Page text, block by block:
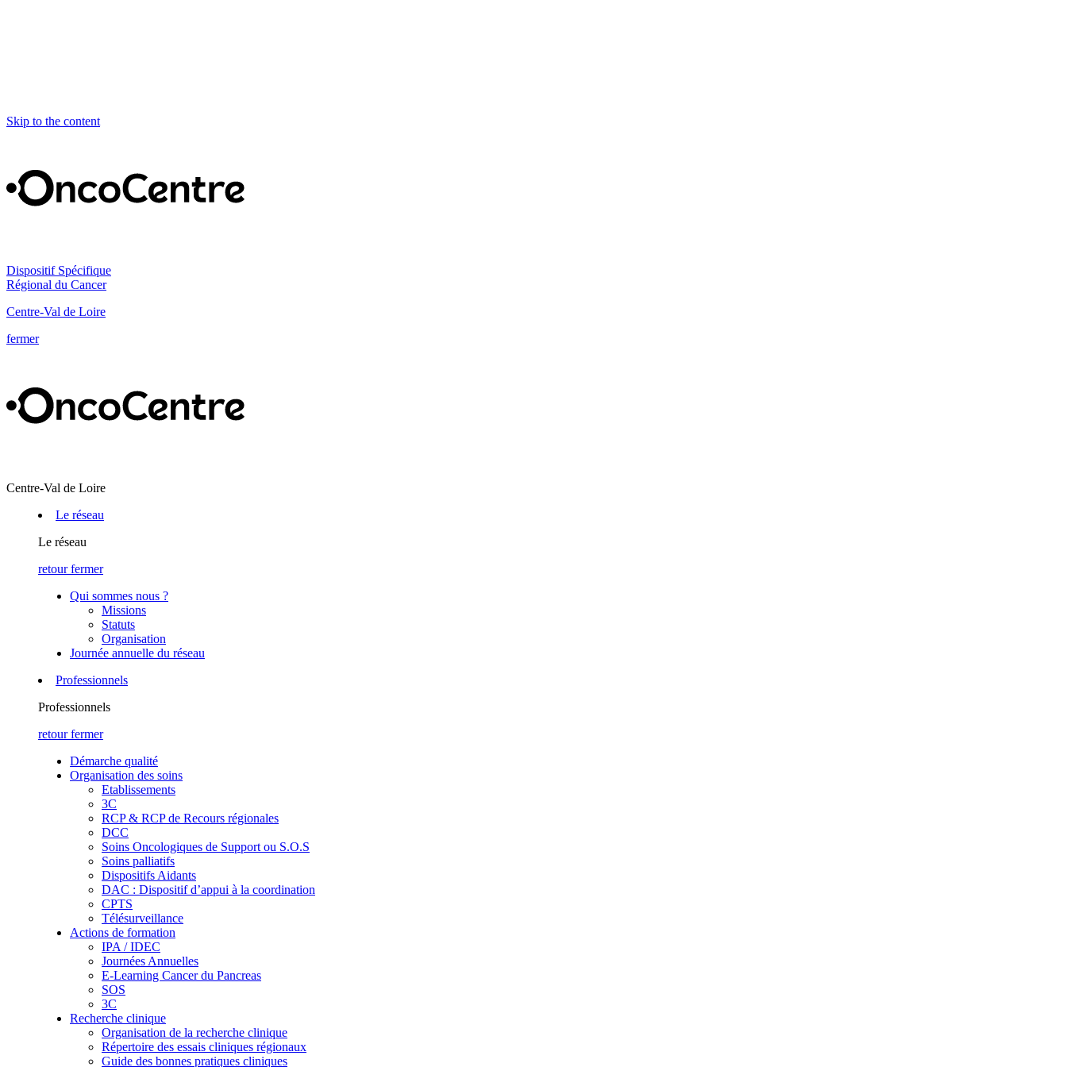
Skip to the content
Dispositif Spécifique
Régional du Cancer
Centre-Val de Loire
fermer
Centre-Val de Loire
Le réseau
Le réseau
retour fermer
Qui sommes nous ?
Missions
Statuts
Organisation
Journée annuelle du réseau
Professionnels
Professionnels
retour fermer
Démarche qualité
Organisation des soins
Etablissements
3C
RCP & RCP de Recours régionales
DCC
Soins Oncologiques de Support ou S.O.S
Soins palliatifs
Dispositifs Aidants
DAC : Dispositif d’appui à la coordination
CPTS
Télésurveillance
Actions de formation
IPA / IDEC
Journées Annuelles
E-Learning Cancer du Pancreas
SOS
3C
Recherche clinique
Organisation de la recherche clinique
Répertoire des essais cliniques régionaux
Guide des bonnes pratiques cliniques